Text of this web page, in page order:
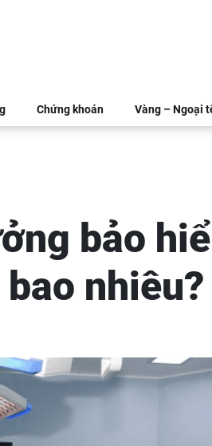
Chứng khoán Vàng – Ngoại
bảo
nhiêu?